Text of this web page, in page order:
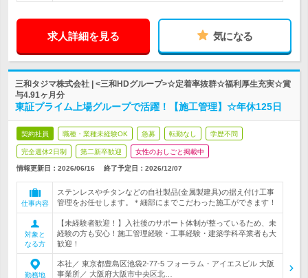
求人詳細を見る 気になる
三和タジマ株式会社 | <三和HDグループ>☆定着率抜群☆福利厚生充実☆賞
与4.91ヶ月分
東証プライム上場グループで活躍！【施工管理】☆年休125日
契約社員 職種・業種未経験OK 急募 転勤なし 学歴不問
完全週休2日制 第二新卒歓迎 女性のおしごと掲載中
情報更新日：2026/06/16 終了予定日： 2026/12/07
仕事内容
ステンレスやチタンなどの自社製品(金属製建具)の据え付け工事
管理をお任せします。＊細部にまでこだわった施工ができます！
対象と
なる方
【未経験者歓迎！】入社後のサポート体制が整っているため、未
経験の方も安心！施工管理経験・工事経験・建築学科卒業者も大
歓迎！
勤務地
本社／ 東京都豊島区池袋2-77-5 フォーラム・アイエスビル 大阪
事業所／ 大阪府大阪市中央区北…